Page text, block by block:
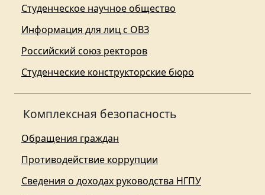
Студенческое научное общество
Информация для лиц с ОВЗ
Российский союз ректоров
Студенческие конструкторские бюро
Комплексная безопасность
Обращения граждан
Противодействие коррупции
Сведения о доходах руководства НГПУ